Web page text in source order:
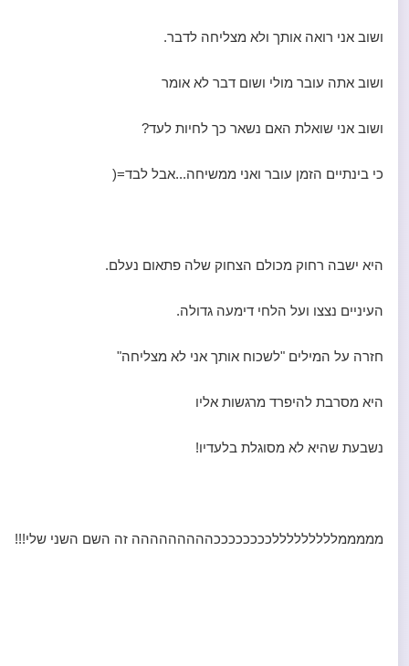
ושוב אני רואה אותך ולא מצליחה לדבר.
ושוב אתה עובר מולי ושום דבר לא אומר
ושוב אני שואלת האם נשאר כך לחיות לעד?
כי בינתיים הזמן עובר ואני ממשיחה...אבל לבד=(
היא ישבה רחוק מכולם הצחוק שלה פתאום נעלם.
העיניים נצצו ועל הלחי דימעה גדולה.
חזרה על המילים "לשכוח אותך אני לא מצליחה"
היא מסרבת להיפרד מרגשות אליו
נשבעת שהיא לא מסוגלת בלעדיו!
מממממלללללללללככככככככההההההההה זה השם השני שלי!!!